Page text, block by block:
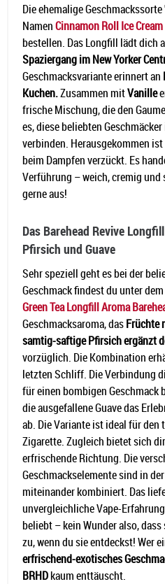
Die ehemalige Geschmackssorte
NamenCinnamon Roll Ice
bestellen. Das Longfill lädt dich
Spaziergang im New Yorker
Geschmacksvariante erinnert an
Kuchen.Zusammen mitVanille
frische Mischung, die den
es, diese beliebten
verbinden. Herausgekommen
beim Dampfen verzückt. Es
Verführung – weich, cremig
gerne aus!
Das Barehead Revive
Pfirsich und Guave
Sehr speziell geht es bei der
Geschmack findest du unter
Green Tea Longfill Aroma
Geschmacksaroma, dasFrüchte
samtig-saftige Pfirsich ergänzt
vorzüglich. Die Kombination
letzten Schliff. Die Verbindung
für einen bombigen Geschmack
die ausgefallene Guave das
ab. Die Variante ist ideal für den
Zigarette. Zugleich bietet sich
erfrischende Richtung. Die
Geschmackselemente sind in
miteinander kombiniert. Das
unvergleichliche Vape-
beliebt – kein Wunder also,
zu, wenn du sie entdeckst! Wer
erfrischend-exotisches
BRHDkaum enttäuscht.